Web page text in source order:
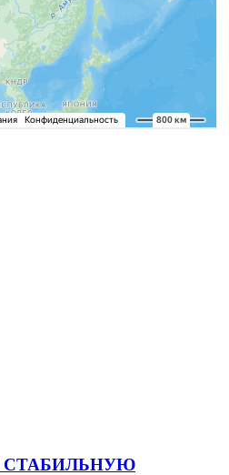
СТАБИЛЬНУЮ